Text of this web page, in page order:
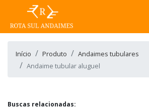
Início Produto
Andaimes tubulares
Andaime tubular aluguel
Buscas relacionadas: